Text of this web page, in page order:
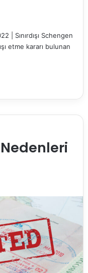
| Sınırdışı Schengen
etme kararı bulunan
Nedenleri